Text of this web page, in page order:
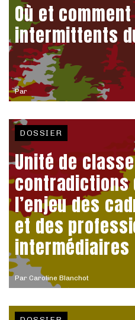
Par
Où et
intermittents
Par Caroline Blanchot
DOSSIER
Unité de
contradictions
l’enjeu des
et des
intermédiaires